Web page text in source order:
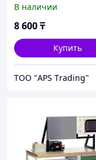
В наличии
8 600₸
Купить
ТОО "APS Тrading"